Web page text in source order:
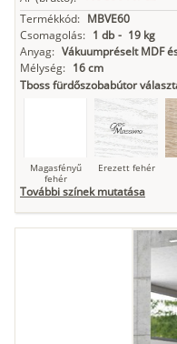
Termékkód: MBVE60
Csomagolás: 1 db - 19 kg
Anyag: Vákuumpréselt MDF
Mélység: 16 cm
Tboss fürdőszobabútor
Magasfényű
fehér
Erezett fehér
További színek mutatása